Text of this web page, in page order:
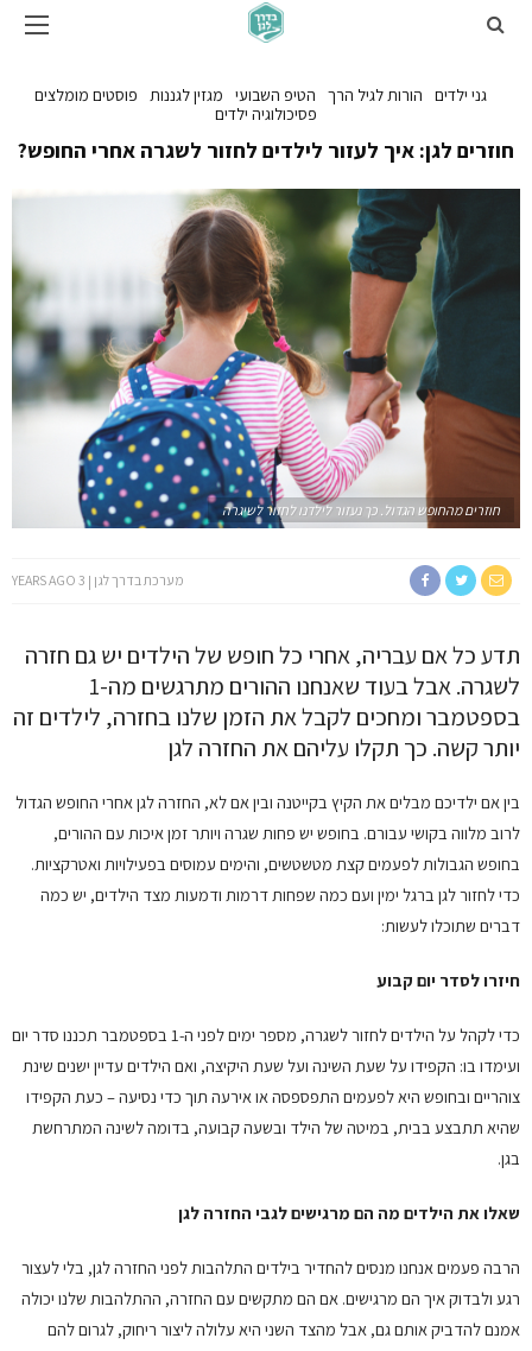
גני ילדים הורות לגיל הרך הטיפ השבועי מגזין לגננות
פוסטים מומלצים
פסיכולוגיה ילדים
חוזרים לגן: איך לעזור לילדים לחזור לשגרה אחרי החופש?
חוזרים מהחופש הגדול. כך נעזור לילדנו לחזור לשיגרה
מערכת בדרך לגן 3 YEARS AGO
תדע כל אם עבריה, אחרי כל חופש של הילדים יש גם חזרה
לשגרה. אבל בעוד שאנחנו ההורים מתרגשים מה-1
בספטמבר ומחכים לקבל את הזמן שלנו בחזרה, לילדים זה
יותר קשה. כך תקלו עליהם את החזרה לגן
בין אם ילדיכם מבלים את הקיץ בקייטנה ובין אם לא, החזרה לגן אחרי החופש הגדול
לרוב מלווה בקושי עבורם. בחופש יש פחות שגרה ויותר זמן איכות עם ההורים,
בחופש הגבולות לפעמים קצת מטשטשים, והימים עמוסים בפעילויות ואטרקציות.
כדי לחזור לגן ברגל ימין ועם כמה שפחות דרמות ודמעות מצד הילדים, יש כמה
דברים שתוכלו לעשות:
חיזרו לסדר יום קבוע
כדי לקהל על הילדים לחזור לשגרה, מספר ימים לפני ה-1 בספטמבר תכננו סדר יום
ועימדו בו: הקפידו על שעת השינה ועל שעת היקיצה, ואם הילדים עדיין ישנים שינת
צוהריים ובחופש היא לפעמים התפספסה או אירעה תוך כדי נסיעה – כעת הקפידו
שהיא תתבצע בבית, במיטה של הילד ובשעה קבועה, בדומה לשינה המתרחשת
בגן.
שאלו את הילדים מה הם מרגישים לגבי החזרה לגן
הרבה פעמים אנחנו מנסים להחדיר בילדים התלהבות לפני החזרה לגן, בלי לעצור
רגע ולבדוק איך הם מרגישים. אם הם מתקשים עם החזרה, ההתלהבות שלנו יכולה
אמנם להדביק אותם גם, אבל מהצד השני היא עלולה ליצור ריחוק, לגרום להם